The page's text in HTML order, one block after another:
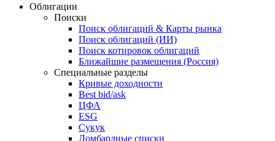
Облигации
Поиски
Поиск облигаций & Карты рынка
Поиск облигаций (ИИ)
Поиск котировок облигаций
Ближайшие размещения (Россия)
Специальные разделы
Кривые доходности
Best bid/ask
ЦФА
ESG
Сукук
Ломбардные списки